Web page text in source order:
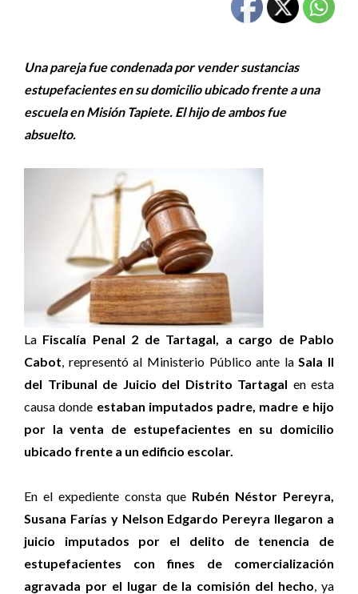
Una pareja fue condenada por vender sustancias
estupefacientes en su domicilio ubicado frente a una
escuela en Misión Tapiete. El hijo de ambos fue
absuelto.
La Fiscalía Penal 2 de Tartagal, a cargo de Pablo
Cabot, representó al Ministerio Público ante laSala II
del Tribunal de Juicio del Distrito Tartagal en esta
causa donde estaban imputados padre, madre e hijo
por la venta de estupefacientes en su domicilio
ubicado frente a un edificio escolar.
En el expediente consta que Rubén Néstor Pereyra,
Susana Farías y Nelson Edgardo Pereyra llegaron a
juicio imputados por el delito de tenencia de
estupefacientes con fines de comercialización
agravada por el lugar de la comisión del hecho, ya